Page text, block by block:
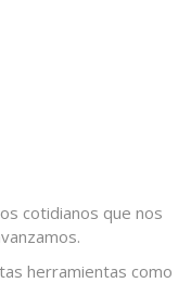
cotidianos que nos
herramientas como